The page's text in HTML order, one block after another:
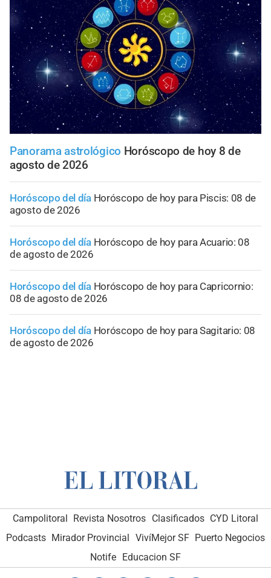
Panorama astrológico Horóscopo de hoy 8 de
agosto de 2026
Horóscopo del día Horóscopo de hoy para Piscis: 08 de
agosto de 2026
Horóscopo del día Horóscopo de hoy para Acuario: 08
de agosto de 2026
Horóscopo del día Horóscopo de hoy para Capricornio:
08 de agosto de 2026
Horóscopo del día Horóscopo de hoy para Sagitario: 08
de agosto de 2026
Campolitoral Revista Nosotros Clasificados CYD Litoral
Podcasts Mirador Provincial VivíMejor SF Puerto Negocios
Notife Educacion SF